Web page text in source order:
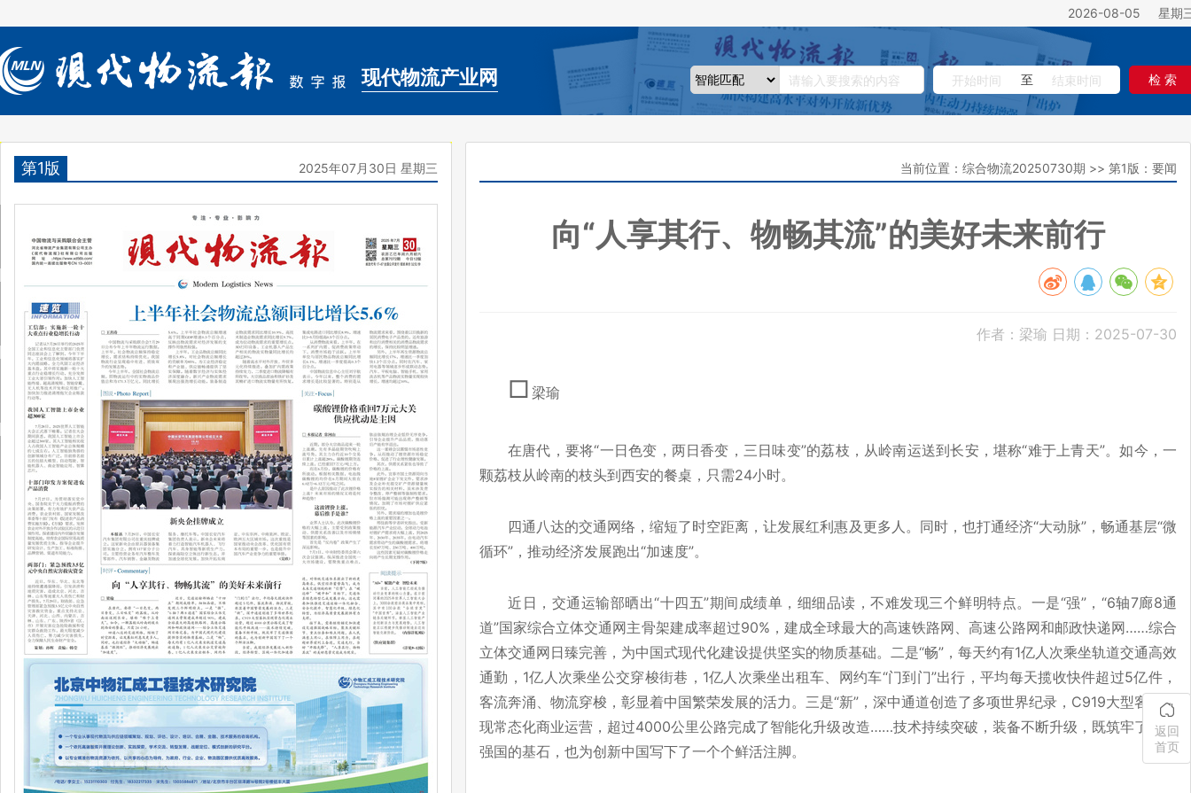
2026-08-05 星期
现代物流产业网 至 检 索
第1版 2025年07月30日 星期三 当前位置： 综合物流20250730期 >> 第1版：要闻
向“人享其行、物畅其流”的美好未来前行
作者：梁瑜 日期：2025-07-30
□ 梁瑜
在唐代，要将“一日色变，两日香变，三日味变”的荔枝，从岭南运送到长安，堪称“难于上青天”。如今，一
颗荔枝从岭南的枝头到西安的餐桌，只需24小时。
四通八达的交通网络，缩短了时空距离，让发展红利惠及更多人。同时，也打通经济“大动脉”，畅通基层“微
循环”，推动经济发展跑出“加速度”。
近日，交通运输部晒出“十四五”期间成绩单，细细品读，不难发现三个鲜明特点。一是“强”，“6轴7廊8通
道”国家综合立体交通网主骨架建成率超过90%，建成全球最大的高速铁路网、高速公路网和邮政快递网……综合
立体交通网日臻完善，为中国式现代化建设提供坚实的物质基础。二是“畅”，每天约有1亿人次乘坐轨道交通高效
通勤，1亿人次乘坐公交穿梭街巷，1亿人次乘坐出租车、网约车“门到门”出行，平均每天揽收快件超过5亿件，
客流奔涌、物流穿梭，彰显着中国繁荣发展的活力。三是“新”，深中通道创造了多项世界纪录，C919大型客机实
现常态化商业运营，超过4000公里公路完成了智能化升级改造……技术持续突破，装备不断升级，既筑牢了交通
强国的基石，也为创新中国写下了一个个鲜活注脚。
返回
首页